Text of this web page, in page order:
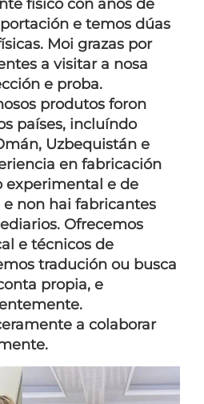
físico con anos de
e temos dúas
Moi grazas por
a visitar a nosa
e proba.
produtos foron
países, incluíndo
Uzbequistán e
en fabricación
experimental e de
non hai fabricantes
Ofrecemos
e técnicos de
tradución ou busca
propia, e
a colaborar